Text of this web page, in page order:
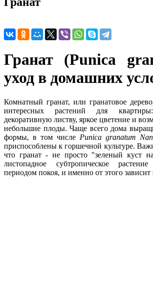
Гранат (Punica
уход в домашних
Комнатный гранат, или гранатовое
интересных растений для
декоративную листву, яркое цветение и
небольшие плоды. Чаще всего дома
формы, в том числе Punica granatum
приспособлены к горшечной культуре.
что гранат - не просто "зеленый куст
листопадное субтропическое
периодом покоя, и именно от этого зависит